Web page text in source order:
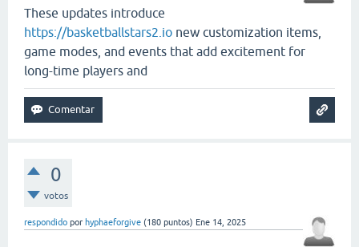
These updates introduce
https://basketballstars2.io new customization items,
game modes, and events that add excitement for
long-time players and
0
votos
respondido por hyphaeforgive (180 puntos) Ene 14, 2025